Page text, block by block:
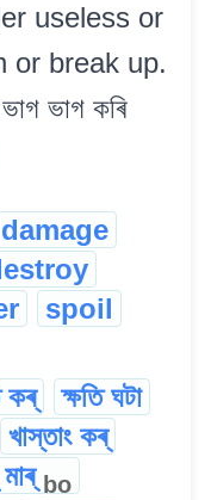
useless or
or break up.
ভাগ কৰি
damage
spoil
কৰ্
ক্ষতি ঘটা
খাস্তাং কৰ্
bo